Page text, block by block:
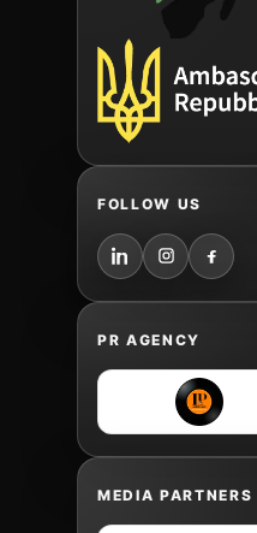
FOLLOW US
PR AGENCY
MEDIA PARTNERS